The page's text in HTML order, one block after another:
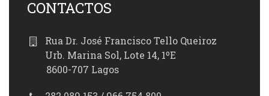
CONTACTOS
Rua Dr. José Francisco Tello Queiroz
Urb. Marina Sol, Lote 14, 1ºE
8600-707 Lagos